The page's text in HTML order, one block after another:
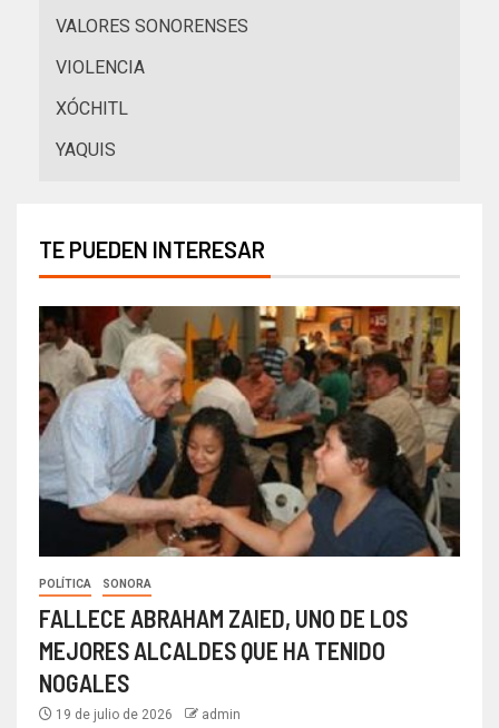
VALORES SONORENSES
VIOLENCIA
XÓCHITL
YAQUIS
TE PUEDEN INTERESAR
POLÍTICA SONORA
FALLECE ABRAHAM ZAIED, UNO DE LOS
MEJORES ALCALDES QUE HA TENIDO
NOGALES
19 de julio de 2026 admin